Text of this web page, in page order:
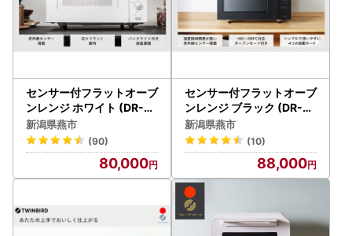
センサー付フラットオーブ
ンレンジ ホワイト (DR-E8
52W)
新潟県燕市
(90)
80,000
センサー付フラットオーブ
ンレンジ ブラック (DR-E2
16B)
新潟県燕市
(10)
88,000